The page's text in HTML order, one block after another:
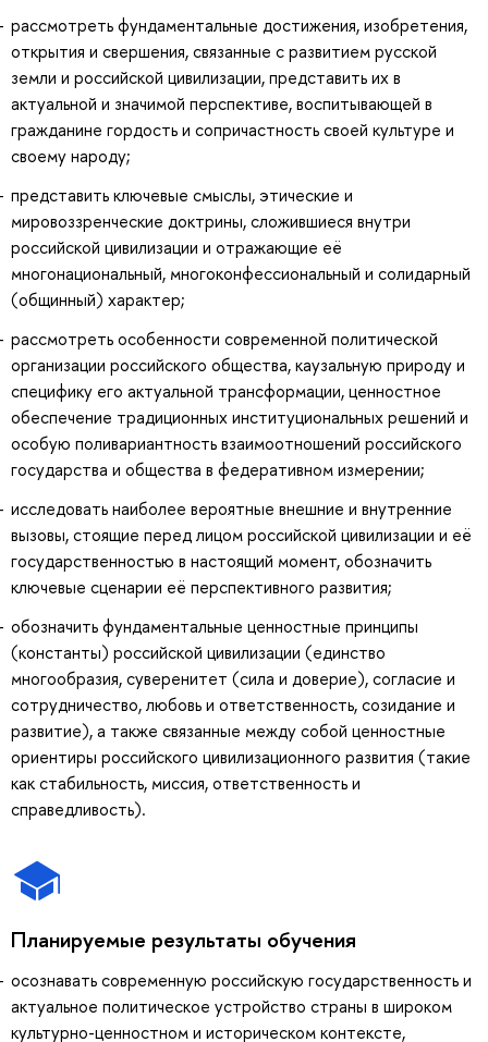
рассмотреть фундаментальные достижения, изобретения,
открытия и свершения, связанные с развитием русской
земли и российской цивилизации, представить их в
актуальной и значимой перспективе, воспитывающей в
гражданине гордость и сопричастность своей культуре и
своему народу;
представить ключевые смыслы, этические и
мировоззренческие доктрины, сложившиеся внутри
российской цивилизации и отражающие её
многонациональный, многоконфессиональный и солидарный
(общинный) характер;
рассмотреть особенности современной политической
организации российского общества, каузальную природу и
специфику его актуальной трансформации, ценностное
обеспечение традиционных институциональных решений и
особую поливариантность взаимоотношений российского
государства и общества в федеративном измерении;
исследовать наиболее вероятные внешние и внутренние
вызовы, стоящие перед лицом российской цивилизации и её
государственностью в настоящий момент, обозначить
ключевые сценарии её перспективного развития;
обозначить фундаментальные ценностные принципы
(константы) российской цивилизации (единство
многообразия, суверенитет (сила и доверие), согласие и
сотрудничество, любовь и ответственность, созидание и
развитие), а также связанные между собой ценностные
ориентиры российского цивилизационного развития (такие
как стабильность, миссия, ответственность и
справедливость).
Планируемые результаты обучения
осознавать современную российскую государственность и
актуальное политическое устройство страны в широком
культурно-ценностном и историческом контексте,